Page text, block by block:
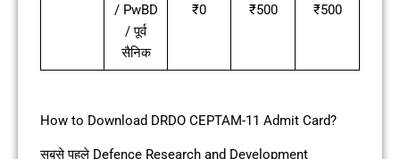
/ PwBD
/ पूर्व
सैनिक
₹0 ₹500 ₹500
How to Download DRDO CEPTAM-11 Admit Card?
सबसे पहले Defence Research and Development